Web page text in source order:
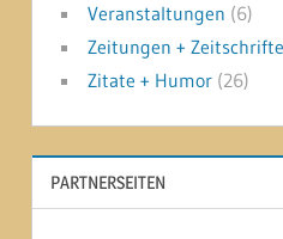
Veranstaltungen (6)
Zeitungen +
Zitate + Humor(26)
PARTNERSEITEN